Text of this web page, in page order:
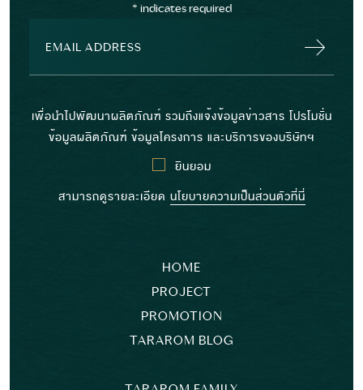
* indicates required
เพื่อนำไปพัฒนาผลิตภัณฑ์ รวมถึงแจ้งข้อมูลข่าวสาร โปรโมชั่น
ข้อมูลผลิตภัณฑ์ ข้อมูลโครงการ และบริการของบริษัทฯ
ยินยอม
สามารถดูรายละเอียด นโยบายความเป็นส่วนตัวที่นี่
HOME
PROJECT
PROMOTION
TARAROM BLOG